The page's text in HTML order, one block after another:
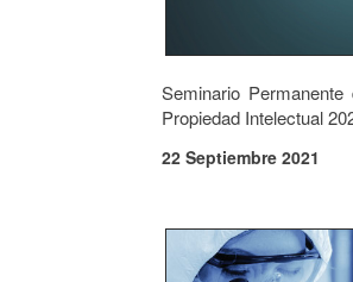
Seminario Permanente
Propiedad Intelectual
22 Septiembre 2021